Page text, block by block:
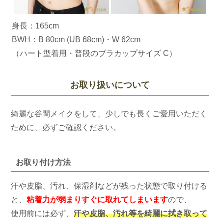
身長：165cm
BWH：B 80cm (UB 68cm)・W 62cm
（ハート型着用・普段のブラカップサイズ C）
お取り扱いについて
綺麗な谷間メイクをして、少しでも長くご愛用いただく
ために、必ずご確認ください。
お取り付け方法
汗や皮脂、汚れ、保湿剤などが残った状態で取り付ける
と、粘着力が弱まりすぐに取れてしまいますので、
使用前には必ず、汗や皮脂、汚れ等を綺麗に拭き取って